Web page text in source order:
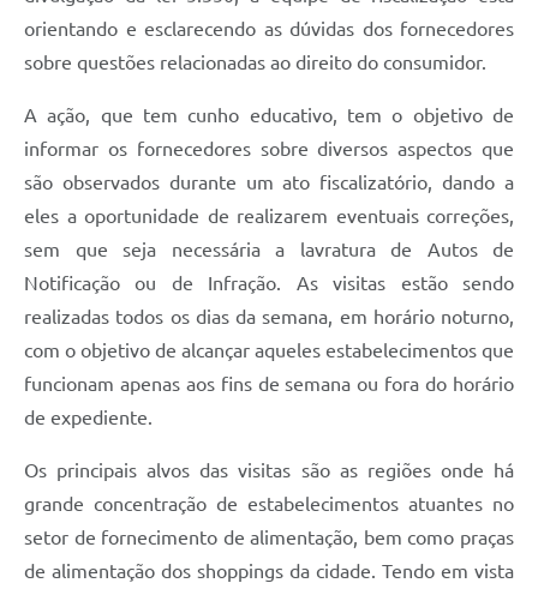
orientando e esclarecendo as dúvidas dos fornecedores
sobre questões relacionadas ao direito do consumidor.
A ação, que tem cunho educativo, tem o objetivo de
informar os fornecedores sobre diversos aspectos que
são observados durante um ato fiscalizatório, dando a
eles a oportunidade de realizarem eventuais correções,
sem que seja necessária a lavratura de Autos de
Notificação ou de Infração. As visitas estão sendo
realizadas todos os dias da semana, em horário noturno,
com o objetivo de alcançar aqueles estabelecimentos que
funcionam apenas aos fins de semana ou fora do horário
de expediente.
Os principais alvos das visitas são as regiões onde há
grande concentração de estabelecimentos atuantes no
setor de fornecimento de alimentação, bem como praças
de alimentação dos shoppings da cidade. Tendo em vista